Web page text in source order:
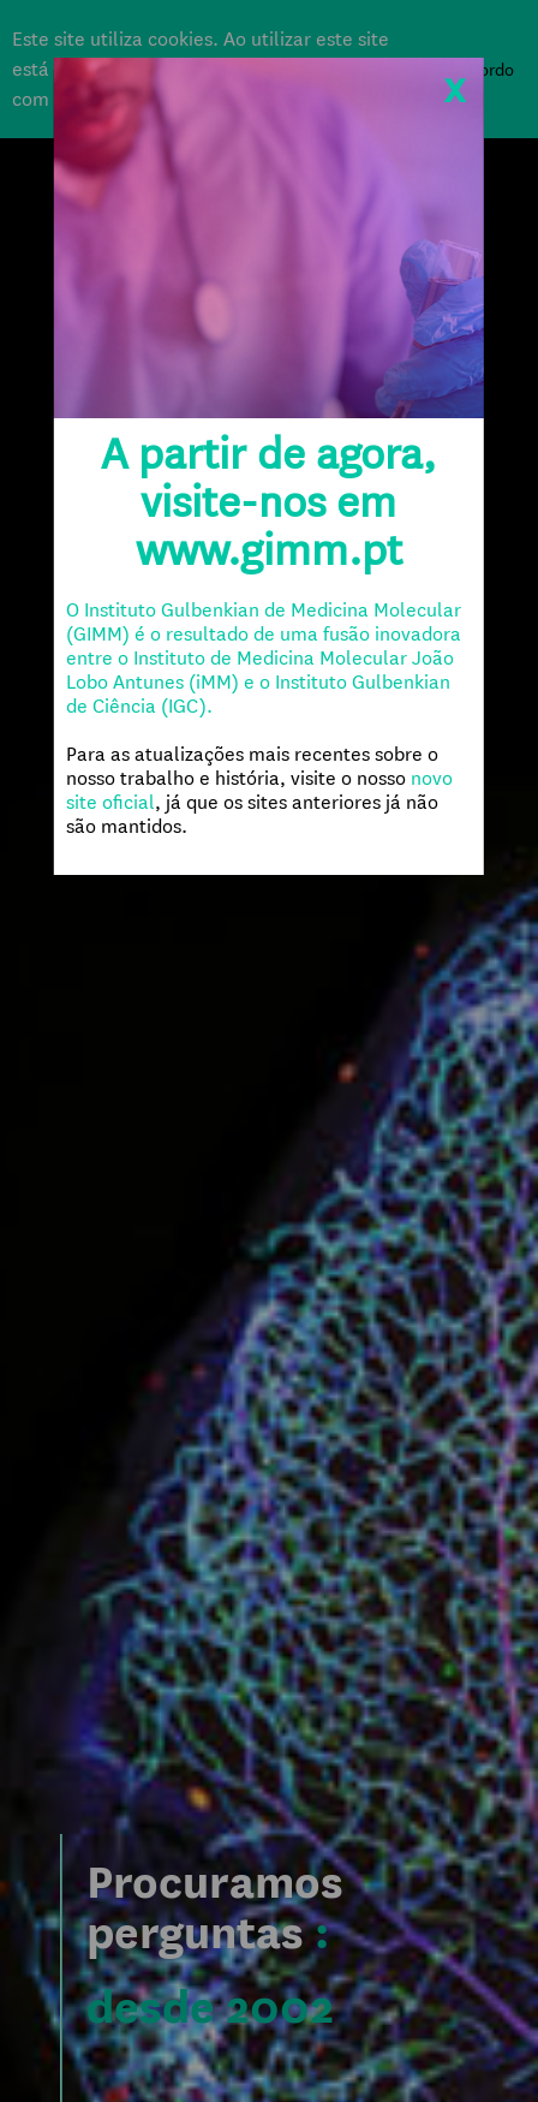
Este site utiliza cookies. Ao utilizar este site
está a consentir a sua utilização de acordo
com a nossaPolítica de Cookies
concordo
x
A partir de agora,
visite-nos em
www.gimm.pt
O Instituto Gulbenkian de Medicina Molecular
(GIMM) é o resultado de uma fusão inovadora
entre o Instituto de Medicina Molecular João
Lobo Antunes (iMM) e o Instituto Gulbenkian
de Ciência (IGC).
Para as atualizações mais recentes sobre o
nosso trabalho e história, visite o nosso novo
site oficial, já que os sites anteriores já não
são mantidos.
Procuramos
perguntas:
desde 2002